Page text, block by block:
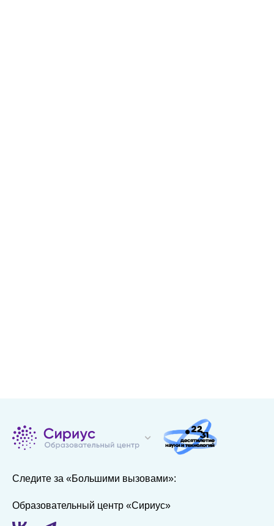
Следите за «Большими вызовами»:
Образовательный центр «Сириус»